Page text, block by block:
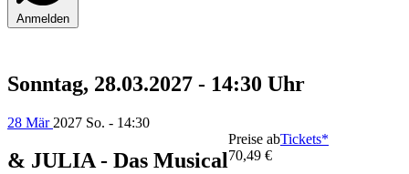
Anmelden
Sonntag, 28.03.2027 - 14:30 Uhr
28 Mär 2027 So. - 14:30
& JULIA - Das Musical
Preise ab
70,49 €
Tickets*